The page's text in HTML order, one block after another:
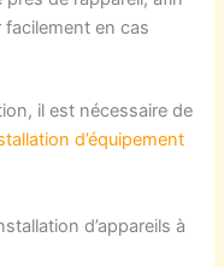
en cas
il est nécessaire de
d’équipement
d’appareils à